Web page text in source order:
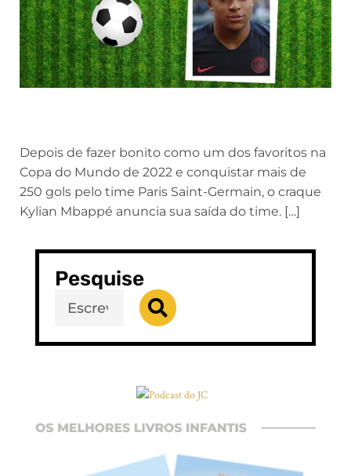
Depois de fazer bonito como um dos favoritos na
Copa do Mundo de 2022 e conquistar mais de
250 gols pelo time Paris Saint-Germain, o craque
Kylian Mbappé anuncia sua saída do time. […]
Pesquise